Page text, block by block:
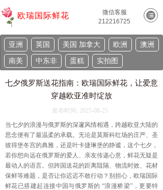
微信客服
212216725
亚洲 英国 美国 加拿大 欧洲
澳洲
南美
中东非 蛋糕 实拍图
欧瑞国际鲜花
七夕俄罗斯送花指南：欧瑞国际鲜花，让爱意
穿越欧亚准时绽放
发布时间: 2025-08-25
当七夕的浪漫与俄罗斯的深邃风情相遇，跨越欧亚大陆的
思念便有了最温柔的承载。无论是莫斯科红场的庄严、圣
彼得堡冬宫的典雅，还是叶卡捷琳堡的静谧，这个七夕，
若你想向远在俄罗斯的爱人、亲友传递心意，鲜花无疑是
最动人的语言。但跨国送花的距离阻隔、物流时效、花材
保鲜等难题，是否让你迟迟不敢行动？别担心，欧瑞国际
鲜花已搭建起连接中国与俄罗斯的 “浪漫桥梁”，更要特